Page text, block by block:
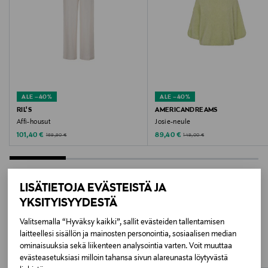
LISÄTIETOJA EVÄSTEISTÄ JA
YKSITYISYYDESTÄ
Valitsemalla “Hyväksy kaikki”, sallit evästeiden tallentamisen
laitteellesi sisällön ja mainosten personointia, sosiaalisen median
ominaisuuksia sekä liikenteen analysointia varten. Voit muuttaa
evästeasetuksiasi milloin tahansa sivun alareunasta löytyvästä
Valmistajan tuotenumero
Valmistaja
ADAG APS
Valmistajan osoite
Digitaalinen osoite
info@americandreams.dk
Avainsanat
ALE –40%
RIL'S
Affi-housut
Discounted Price
101,40 € Original Price
169,90 €
ALE –40%
AMERICANDREAMS
Josie-neule
Discounted Price
89,40 € Original Price
149,00 €
LISÄÄ KIINNOSTAVIA
TUOTTEITA